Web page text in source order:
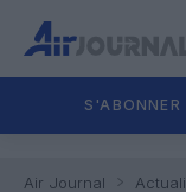
S'ABONNER
Air Journal